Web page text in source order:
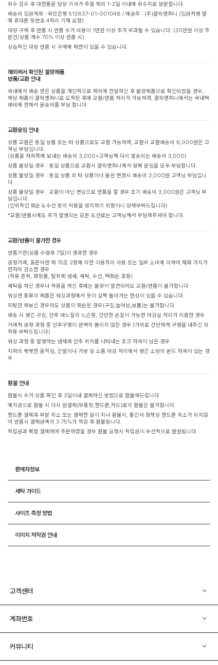
회수 접수 후 대한통운 담당 기사가 주말 제외 1-2일 이내에 회수지로 방문합니다.
배송비 입금계좌 : 국민은행 512637-01-001048 / 예금주 : (주)클릭앤퍼니 (입금자명 옆
에 휴대폰 뒷번호 4자리 기재 요청)
대량 구매 후 반품 시 반품 수거 비용이 1만원 이상 추가 부과될 수 있습니다. (30만원 이상 주
문건/상품 개수 70% 이상 반품 시)
상습적인 대량 반품 시 구매에 제한이 있을 수 있습니다.
해외에서 확인된 불량제품
반품/교환 안내
국내에서 배송 받은 상품을 개인적으로 해외에 전달하신 후 불량제품으로 확인되었을 경우,
해당 제품이 클릭앤퍼니로 도착된 후에 교환/반품 처리가 가능하며, 클릭앤퍼니에서는 국내택
배비에 한해서 운송비를 부담 합니다
교환운임 안내
상품 교환은 동일 상품 또는 타 상품으로도 교환 가능하며, 교환시 교환배송비 6,000원은 고
객님 부담입니다.
(상품을 저희쪽에 보내는 배송비 3,000+고객님께 다시 발송되는 배송비 3,000)
상품 불량일 경우 : 동일 상품으로 교환시 클릭앤퍼니에서 왕복 운임을 모두 부담합니다.
상품 불량일 경우 : 동일 상품 외 타 상품이나 옵션 변경시 배송비 3,000원 고객님 부담입니
다.
상품 불량일 경우 : 교환이 아닌 변심으로 반품을 할 경우 초기 배송비 3,000원은 고객님 부
담입니다.
(인위적인 훼손 & 수선 등의 악용을 방지하기 위함이니 양해부탁드립니다)
*교환/반품시에도 추가 발생되는 모든 도선료는 고객님께서 부담해주셔야 합니다.
교환/반품이 불가한 경우
반품기한(상품 수령후 7일)이 경과한 경우
공정거래, 표준약관 제 15조 2항에 의한 이용자의 사용 또는 일부 소비에 의하여 재화 가치가
현저히 감소한 경우
(착용 흔적, 화장품, 탈취제 냄새, 세탁, 수선, 택훼손 포함)
세탁을 하신 경우나 착용을 하신 후에는 불량이 발견되어도 교환/반품이 불가합니다.
워싱면 종류의 제품은 워싱과정에서 옷이 살짝 돌아가는 현상이 있을 수 있습니다.
피팅만 해보신 경우라도 상품이 훼손된 경우(구김,늘어남,보풀)는 불가합니다.
배송 시 생긴 구김, 단추 바느질의 느슨함, 간단한 손질이 가능한 마감실 처리가 미흡한 경우
거래처 공정 과정 중 단추구멍이 완벽히 뚫리지 않은 경우 (가위로 간단하게 구멍을 내주신 뒤
착용 부탁드립니다)
워싱 과정 중 발생하는 냄새와 단추 위치를 나타내는 초크 자국이 남은 경우
지퍼의 뻣뻣한 움직임, 신발이나 가방 및 소품 마감 처리에서 생긴 소량의 본드 자국이 있는 경
우
환불 안내
환불시 수거 상품 확인 후 3일이내 결제하신 방법으로 환불해드립니다
예치금으로 환불 시 다시 원결제(무통장,핸드폰,카드)로의 환불은 불가합니다.
핸드폰 결제후 부분 취소 또는 결제한 달이 지나 환불시, 통신사 정책상 핸드폰 취소가 되지않
아 반품시 결제금액의 3.75%가 차감 후 환불됩니다.
적립금과 복합 결제하여 주문하였을 경우 환불 요청시 적립금이 우선적으로 환원됩니다.
판매자정보
세탁 가이드
사이즈 측정 방법
이미지 저작권 안내
고객센터
계좌번호
커뮤니티